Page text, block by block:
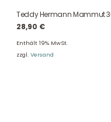
Teddy Hermann Mammut
28,90 €
Enthält 19% MwSt.
zzgl. Versand